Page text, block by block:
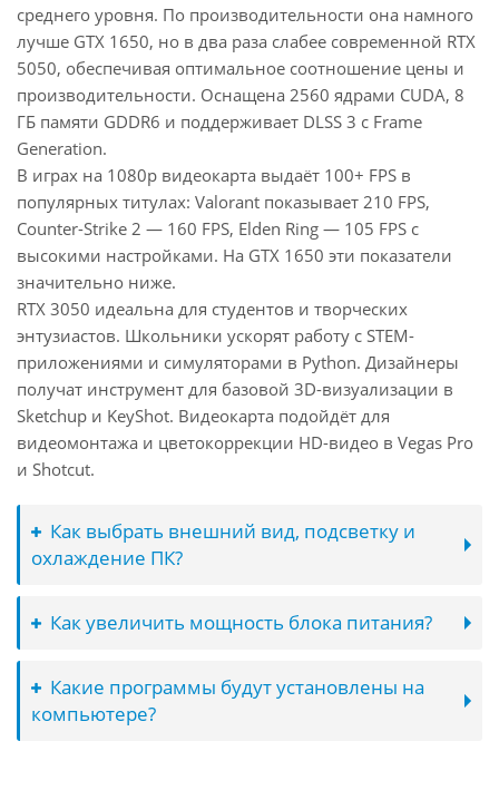
среднего уровня. По производительности она намного
лучше GTX 1650, но в два раза слабее современной RTX
5050, обеспечивая оптимальное соотношение цены и
производительности. Оснащена 2560 ядрами CUDA, 8
ГБ памяти GDDR6 и поддерживает DLSS 3 с Frame
Generation.
В играх на 1080p видеокарта выдаёт 100+ FPS в
популярных титулах: Valorant показывает 210 FPS,
Counter-Strike 2 — 160 FPS, Elden Ring — 105 FPS с
высокими настройками. На GTX 1650 эти показатели
значительно ниже.
RTX 3050 идеальна для студентов и творческих
энтузиастов. Школьники ускорят работу с STEM-
приложениями и симуляторами в Python. Дизайнеры
получат инструмент для базовой 3D-визуализации в
Sketchup и KeyShot. Видеокарта подойдёт для
видеомонтажа и цветокоррекции HD-видео в Vegas Pro
и Shotcut.
Как выбрать внешний вид, подсветку и
охлаждение ПК?
Как увеличить мощность блока питания?
Какие программы будут установлены на
компьютере?